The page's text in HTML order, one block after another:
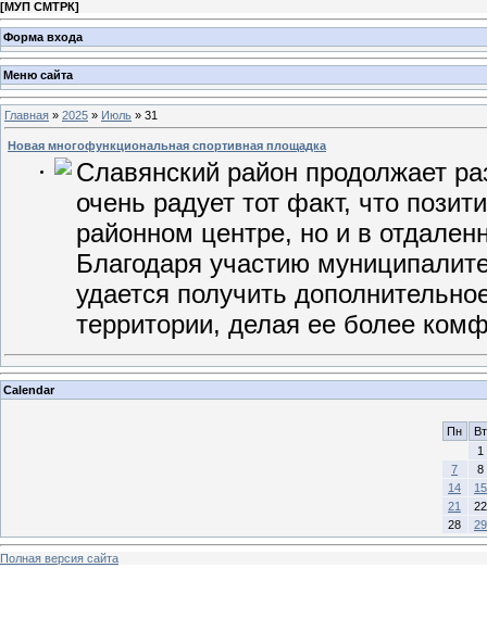
[МУП СМТРК]
Форма входа
Меню сайта
Главная » 2025 » Июль » 31
Новая многофункциональная спортивная площадка
Славянский район продолжает
очень радует тот факт, что
районном центре, но и в
Благодаря участию
удается получить
территории, делая ее более
Calendar
Пн
Вт
1
7
8
14
15
21
22
28
29
Полная версия сайта